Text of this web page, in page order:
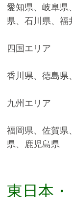
愛知県、岐阜県
県、石川県、福
四国エリア
香川県、徳島県
九州エリア
福岡県、佐賀
県、鹿児島県
東日本